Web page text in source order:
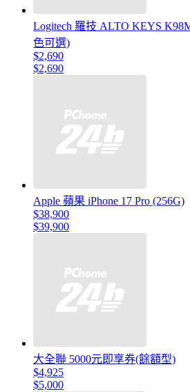
Logitech 羅技 ALTO KEYS
色可選)
$2,690
$2,690
Apple 蘋果 iPhone 17 Pro (256G)
$38,900
$39,900
大全聯 5000元即享券(餘額型)
$4,925
$5,000